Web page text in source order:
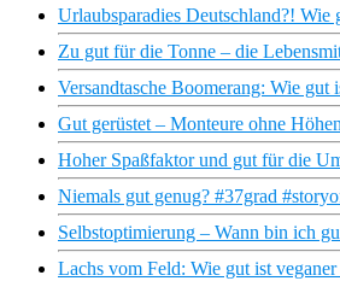
Urlaubsparadies Deutschland?!
Zu gut für die Tonne – die
Versandtasche Boomerang: Wie
Gut gerüstet – Monteure ohne
Hoher Spaßfaktor und gut für die
Niemals gut genug? #37grad
Selbstoptimierung – Wann bin ich
Lachs vom Feld: Wie gut ist veganer